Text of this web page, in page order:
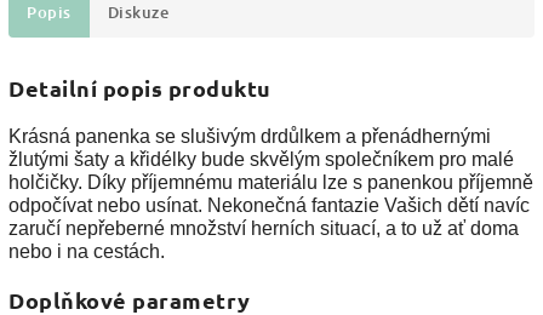
Popis Diskuze
Detailní popis produktu
Krásná panenka se slušivým drdůlkem a přenádhernými
žlutými šaty a křidélky bude skvělým společníkem pro malé
holčičky. Díky příjemnému materiálu lze s panenkou příjemně
odpočívat nebo usínat. Nekonečná fantazie Vašich dětí navíc
zaručí nepřeberné množství herních situací, a to už ať doma
nebo i na cestách.
Doplňkové parametry